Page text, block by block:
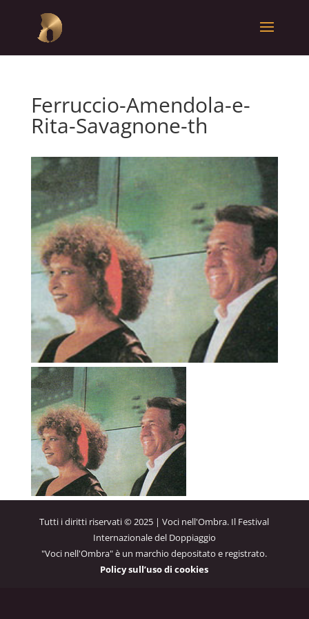
Ferruccio-Amendola-e-
Rita-Savagnone-th
Tutti i diritti riservati © 2025 | Voci nell'Ombra. Il Festival
Internazionale del Doppiaggio
"Voci nell'Ombra" è un marchio depositato e registrato.
Policy sull’uso di cookies